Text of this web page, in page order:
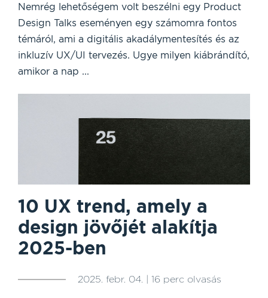
Nemrég lehetőségem volt beszélni egy Product
Design Talks eseményen egy számomra fontos
témáról, ami a digitális akadálymentesítés és az
inkluzív UX/UI tervezés. Ugye milyen kiábrándító,
amikor a nap ...
10 UX trend, amely a
design jövőjét alakítja
2025-ben
2025. febr. 04. | 16 perc olvasás